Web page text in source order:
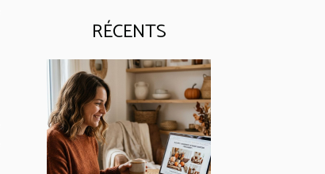
RÉCENTS